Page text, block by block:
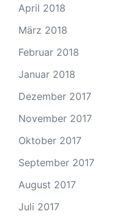
April 2018
März 2018
Februar 2018
Januar 2018
Dezember 2017
November 2017
Oktober 2017
September 2017
August 2017
Juli 2017